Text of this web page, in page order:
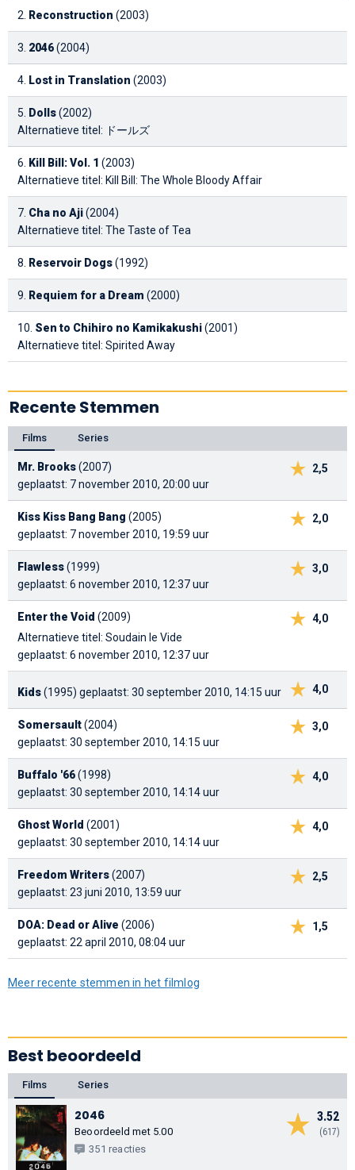
2. Reconstruction (2003)
3. 2046(2004)
4. Lost in Translation (2003)
5. Dolls(2002)
Alternatieve titel: ドールズ
6. Kill Bill: Vol. 1 (2003)
Alternatieve titel: Kill Bill: The Whole Bloody Affair
7. Cha no Aji(2004)
Alternatieve titel: The Taste of Tea
8. Reservoir Dogs(1992)
9. Requiem for a Dream (2000)
10. Sen to Chihiro no Kamikakushi(2001)
Alternatieve titel: Spirited Away
Recente Stemmen
Films Series
2,5
Mr. Brooks(2007)
geplaatst: 7 november 2010, 20:00 uur
2,0
Kiss Kiss Bang Bang (2005)
geplaatst: 7 november 2010, 19:59 uur
3,0
Flawless(1999)
geplaatst: 6 november 2010, 12:37 uur
4,0
Enter the Void (2009)
Alternatieve titel: Soudain le Vide
geplaatst: 6 november 2010, 12:37 uur
4,0
Kids(1995) geplaatst: 30 september 2010, 14:15 uur
3,0
Somersault(2004)
geplaatst: 30 september 2010, 14:15 uur
4,0
Buffalo '66(1998)
geplaatst: 30 september 2010, 14:14 uur
4,0
Ghost World (2001)
geplaatst: 30 september 2010, 14:14 uur
2,5
Freedom Writers(2007)
geplaatst: 23 juni 2010, 13:59 uur
1,5
DOA: Dead or Alive (2006)
geplaatst: 22 april 2010, 08:04 uur
Meer recente stemmen in het filmlog
Best beoordeeld
Films Series
3.52
(617)
2046
Beoordeeld met 5.00
351 reacties